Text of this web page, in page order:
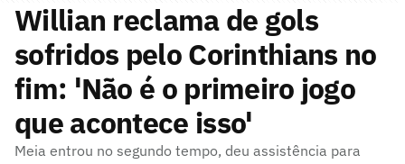
Willian reclama de gols
sofridos pelo Corinthians no
fim: 'Não é o primeiro jogo
que acontece isso'
Meia entrou no segundo tempo, deu assistência para